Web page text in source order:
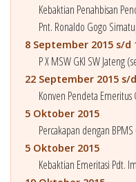
Kebaktian Penahbisan
Pnt. Ronaldo Gogo
8 September 2015 s/d
P X MSW GKI SW Jateng
22 September 2015 s/
Konven Pendeta Emeritus
5 Oktober 2015
Percakapan dengan BPMS
5 Oktober 2015
Kebaktian Emeritasi Pdt.